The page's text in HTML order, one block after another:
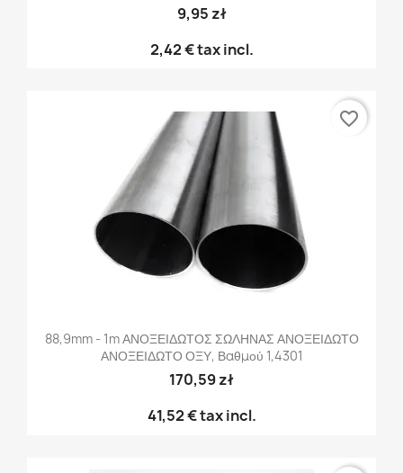
9,95 zł
2,42 €tax incl.
88,9mm - 1m ΑΝΟΞΕΙΔΩΤΟΣ ΣΩΛΗΝΑΣ ΑΝΟΞΕΙΔΩΤΟ
ΑΝΟΞΕΙΔΩΤΟ ΟΞΥ, Βαθμού 1,4301
170,59 zł
41,52 €tax incl.
favorite_border